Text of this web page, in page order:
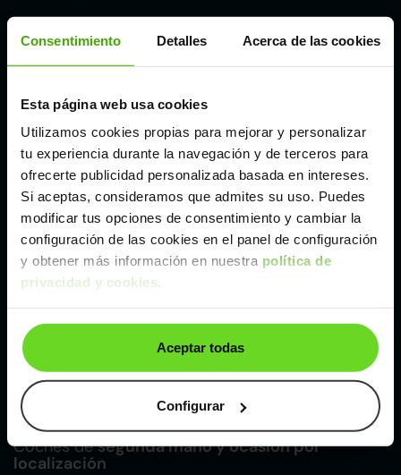
Consentimiento Detalles Acerca de las cookies
Esta página web usa cookies
Utilizamos cookies propias para mejorar y personalizar
tu experiencia durante la navegación y de terceros para
ofrecerte publicidad personalizada basada en intereses.
Si aceptas, consideramos que admites su uso. Puedes
modificar tus opciones de consentimiento y cambiar la
configuración de las cookies en el panel de configuración
y obtener más información en nuestra política de
privacidad y cookies.
Aceptar todas
Configurar
Madrid
Málaga
Valencia
Ver Citroen C4 de segunda mano y ocasión
Citroen C4 de segunda mano y ocasión
Coches desegunda mano y ocasión por
localización